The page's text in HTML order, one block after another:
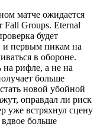
матче ожидается
Groups. Eternal
будет
и первым пикам на
в обороне.
на рифле, а не на
больше
новой убойной
оправдал ли риск
уже встряхнул сцену
вдвое больше